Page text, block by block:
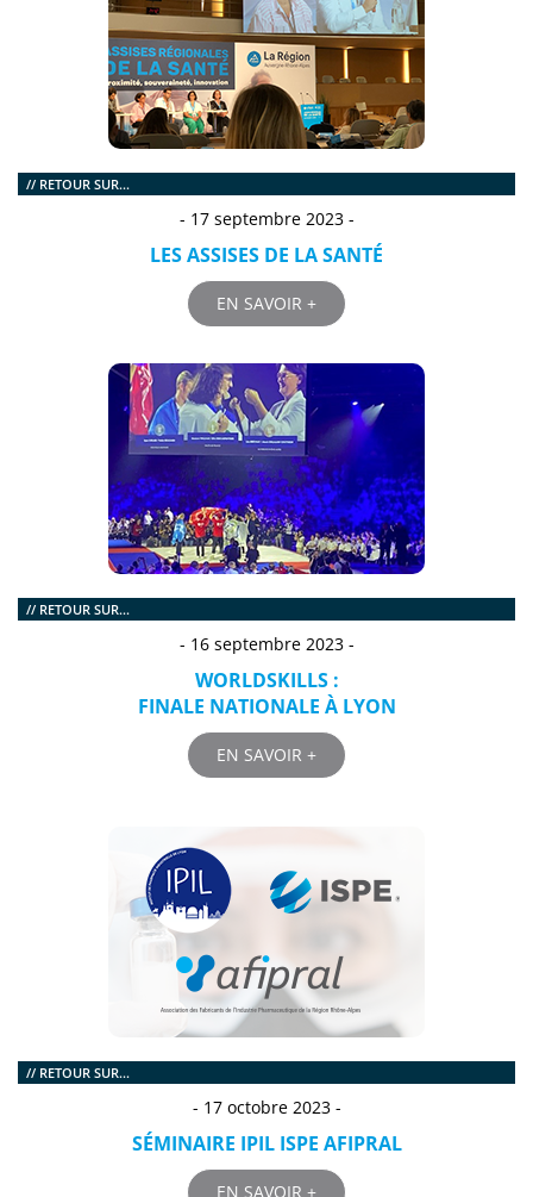
// RETOUR SUR...
- 17 septembre 2023 -
LES ASSISES DE LA SANTÉ
EN SAVOIR +
// RETOUR SUR...
- 16 septembre 2023 -
WORLDSKILLS :
FINALE NATIONALE À LYON
EN SAVOIR +
// RETOUR SUR...
- 17 octobre 2023 -
SÉMINAIRE IPIL ISPE AFIPRAL
EN SAVOIR +